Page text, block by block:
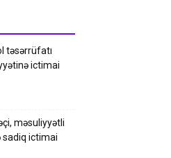
təsərrüfatı
ictimai
məsuliyyətli
sadiq ictimai